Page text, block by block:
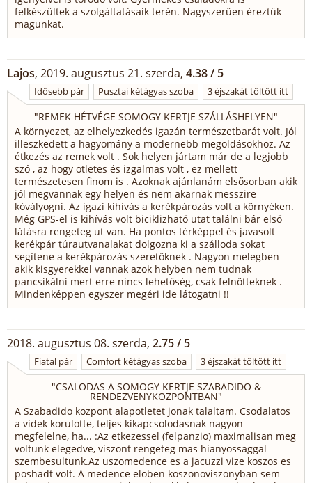
felkészültek a szolgáltatásaik terén. Nagyszerűen éreztük
magunkat.
Lajos, 2019. augusztus 21. szerda, 4.38 / 5
Idősebb pár Pusztai kétágyas szoba 3 éjszakát töltött itt
"REMEK HÉTVÉGE SOMOGY KERTJE SZÁLLÁSHELYEN"
A környezet, az elhelyezkedés igazán természetbarát volt. Jól
illeszkedett a hagyomány a modernebb megoldásokhoz. Az
étkezés az remek volt . Sok helyen jártam már de a legjobb
szó , az hogy ötletes és izgalmas volt , ez mellett
természetesen finom is . Azoknak ajánlanám elsősorban akik
jól megvannak egy helyen és nem akarnak messzire
kóvályogni. Az igazi kihívás a kerékpározás volt a környéken.
Még GPS-el is kihívás volt biciklizhatő utat találni bár első
látásra rengeteg ut van. Ha pontos térképpel és javasolt
kerékpár túrautvanalakat dolgozna ki a szálloda sokat
segítene a kerékpározás szeretőknek . Nagyon melegben
akik kisgyerekkel vannak azok helyben nem tudnak
pancsikálni mert erre nincs lehetőség, csak felnötteknek .
Mindenképpen egyszer megéri ide látogatni !!
2018. augusztus 08. szerda, 2.75 / 5
Fiatal pár Comfort kétágyas szoba 3 éjszakát töltött itt
"CSALODAS A SOMOGY KERTJE SZABADIDO &
RENDEZVENYKOZPONTBAN"
A Szabadido kozpont alapotletet jonak talaltam. Csodalatos
a videk korulotte, teljes kikapcsolodasnak nagyon
megfelelne, ha... :Az etkezessel (felpanzio) maximalisan meg
voltunk elegedve, viszont rengeteg mas hianyossaggal
szembesultunk.Az uszomedence es a jacuzzi vize koszos es
poshadt volt. A medence eloben koszonoviszonyban sem